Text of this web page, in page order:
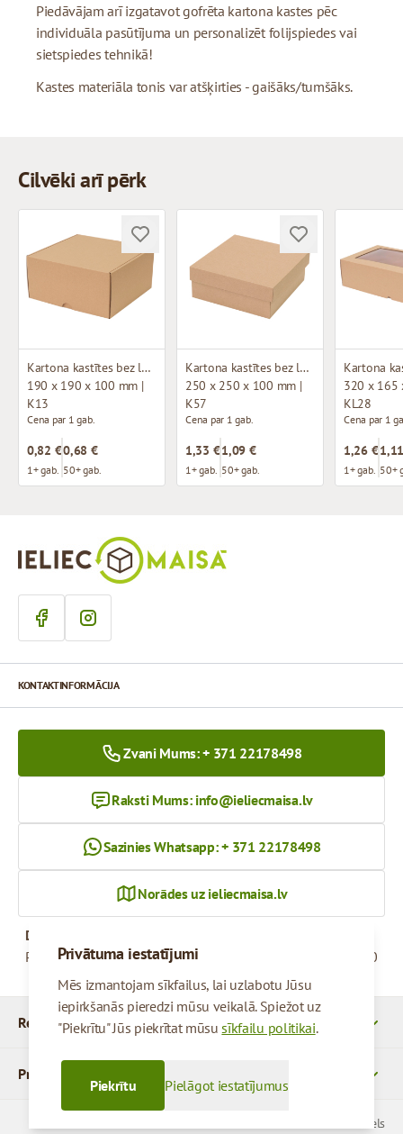
Piedāvājam arī izgatavot gofrēta kartona kastes pēc
individuāla pasūtījuma un personalizēt folijspiedes vai
sietspiedes tehnikā!
Kastes materiāla tonis var atšķirties - gaišāks/tumšāks.
Cilvēki arī pērk
Kartona kastītes bez loga (mikrogofras)
190 x 190 x 100 mm |
K13
Cena par 1 gab.
0,82 €
1+ gab.
0,68 €
50+ gab.
Kartona kastītes bez loga (mikrogofras)
250 x 250 x 100 mm |
K57
Cena par 1 gab.
1,33 €
1+ gab.
1,09 €
50+ gab.
320 x 165
KL28
Cena par 1
1,26 €
1+ gab. 50+
Privātuma iestatījumi
Mēs izmantojam sīkfailus, lai uzlabotu Jūsu
iepirkšanās pieredzi mūsu veikalā. Spiežot uz
"Piekrītu" Jūs piekrītat mūsusīkfailu politikai.
Pielāgot iestatījumus
Piekrītu
Rekvizīti
Produkti
KONTAKTINFORMĀCIJA
Zvani Mums: + 371 22178498
Raksti Mums: info@ieliecmaisa.lv
Sazinies Whatsapp: + 371 22178498
Norādes uz ieliecmaisa.lv
Darba Laiks
Pirmdiena - Piektdiena
09:00 - 17:00
© 2026 SIA Parcels